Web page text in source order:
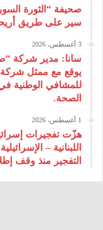
صحيفة “الثورة
سير على طريق
3 أغسطس، 2026
سانا: مدير شركة
يوقع مع ممثل شركة
للمشافي الوطنية
الصحة.
1 أغسطس، 2026
هزّت تفجيرات
اللبنانية –
التفجير منذ وقف